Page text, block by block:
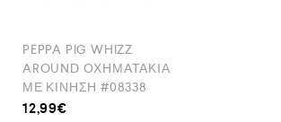
PEPPA PIG WHIZZ
AROUND ΟΧΗΜΑΤΑΚΙΑ
ΜΕ ΚΙΝΗΣΗ #08338
12,99€